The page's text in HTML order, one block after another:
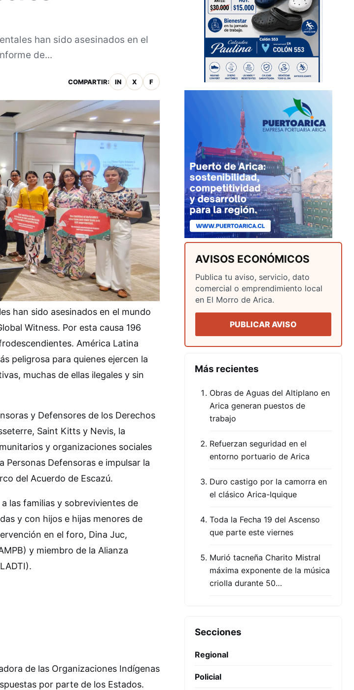
han sido asesinados en el
de...
COMPARTIR: IN X F
han sido asesinados en el mundo
Witness. Por esta causa 196
América Latina
peligrosa para quienes ejercen la
muchas de ellas ilegales y sin
y Defensores de los Derechos
Saint Kitts y Nevis, la
y organizaciones sociales
Defensoras e impulsar la
del Acuerdo de Escazú.
las familias y sobrevivientes de
y con hijos e hijas menores de
en el foro, Dina Juc,
y miembro de la Alianza
de las Organizaciones Indígenas
por parte de los Estados.
AVISOS ECONÓMICOS
Publica tu aviso, servicio, dato
comercial o emprendimiento local
en El Morro de Arica.
PUBLICAR AVISO
Más recientes
Obras de Aguas del Altiplano en
Arica generan puestos de
trabajo
Refuerzan seguridad en el
entorno portuario de Arica
Duro castigo por la camorra en
el clásico Arica-Iquique
Toda la Fecha 19 del Ascenso
que parte este viernes
Murió tacneña Charito Mistral
máxima exponente de la música
criolla durante 50…
Secciones
Regional
Policial